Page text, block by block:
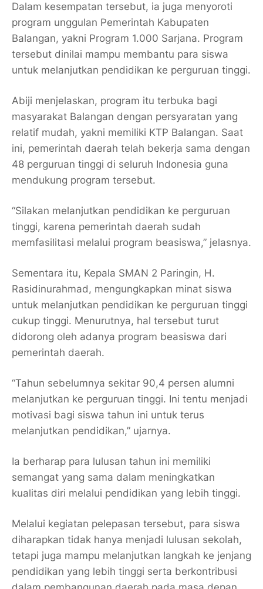
Dalam kesempatan tersebut, ia juga menyoroti
program unggulan Pemerintah Kabupaten
Balangan, yakni Program 1.000 Sarjana. Program
tersebut dinilai mampu membantu para siswa
untuk melanjutkan pendidikan ke perguruan tinggi.
Abiji menjelaskan, program itu terbuka bagi
masyarakat Balangan dengan persyaratan yang
relatif mudah, yakni memiliki KTP Balangan. Saat
ini, pemerintah daerah telah bekerja sama dengan
48 perguruan tinggi di seluruh Indonesia guna
mendukung program tersebut.
“Silakan melanjutkan pendidikan ke perguruan
tinggi, karena pemerintah daerah sudah
memfasilitasi melalui program beasiswa,” jelasnya.
Sementara itu, Kepala SMAN 2 Paringin, H.
Rasidinurahmad, mengungkapkan minat siswa
untuk melanjutkan pendidikan ke perguruan tinggi
cukup tinggi. Menurutnya, hal tersebut turut
didorong oleh adanya program beasiswa dari
pemerintah daerah.
“Tahun sebelumnya sekitar 90,4 persen alumni
melanjutkan ke perguruan tinggi. Ini tentu menjadi
motivasi bagi siswa tahun ini untuk terus
melanjutkan pendidikan,” ujarnya.
Ia berharap para lulusan tahun ini memiliki
semangat yang sama dalam meningkatkan
kualitas diri melalui pendidikan yang lebih tinggi.
Melalui kegiatan pelepasan tersebut, para siswa
diharapkan tidak hanya menjadi lulusan sekolah,
tetapi juga mampu melanjutkan langkah ke jenjang
pendidikan yang lebih tinggi serta berkontribusi